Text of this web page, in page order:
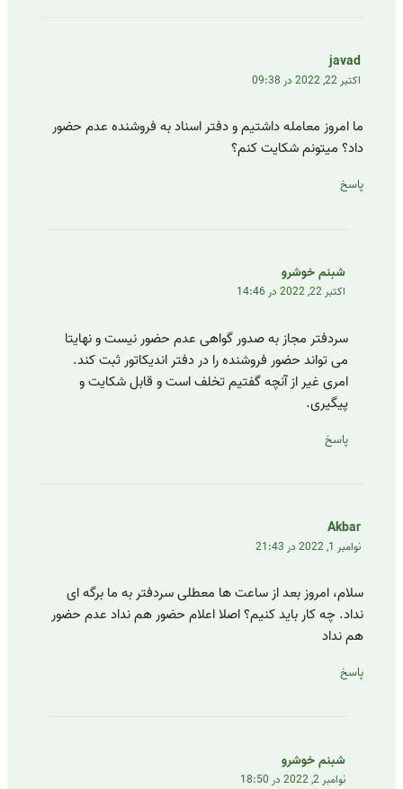
javad
اکتبر 22, 2022 در 09:38
ما امروز معامله داشتیم و دفتر اسناد به فروشنده عدم حضور
داد؟ میتونم شکایت کنم؟
پاسخ
شبنم خوشرو
اکتبر 22, 2022 در 14:46
سردفتر مجاز به صدور گواهی عدم حضور نیست و نهایتا
می تواند حضور فروشنده را در دفتر اندیکاتور ثبت کند.
امری غیر از آنچه گفتیم تخلف است و قابل شکایت و
پیگیری.
پاسخ
Akbar
نوامبر 1, 2022 در 21:43
سلام، امروز بعد از ساعت ها معطلی سردفتر به ما برگه ای
نداد. چه کار باید کنیم؟ اصلا اعلام حضور هم نداد عدم حضور
هم نداد
پاسخ
شبنم خوشرو
نوامبر 2, 2022 در 18:50